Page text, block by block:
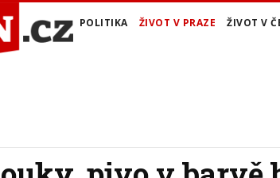
POLITIKA ŽIVOT V PRAZE ŽIVOT V